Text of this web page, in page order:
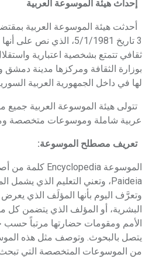
هيئة الموسوعة العربية تطلق
إحداث هيئة الموسوعة العربية
أحدثت هيئة الموسوعة العربية
3 تاريخ 5/1/1981، الذي
ثقافي تتمتع بشخصية اعتبارية
بوزارة الثقافة ومركزها مدينة دمشق
لها في داخل الجمهورية العربية
تتولى هيئة الموسوعة العربية
عربية شاملة وموسوعات متخصصة
تعريف مصطلح الموسوعة:
الموسوعة Encyclopedia كلمة من
Paideia ، وتعني التعليم الذي يشمل
وتعرَّف اليوم بأنها المؤلَف الذي
البشرية، أو المؤلف الذي يتضمن
الأمم ومقومات حضارتها مرتباً
يتصل بالبحوث. وتوصف مثل هذه
من الموسوعات المتخصصة التي